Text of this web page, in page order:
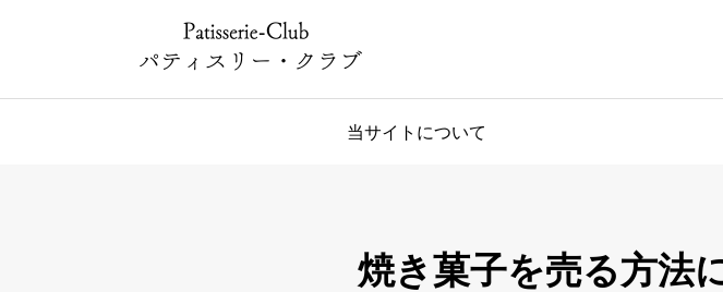
当サイトについて
焼き菓子を売る方法